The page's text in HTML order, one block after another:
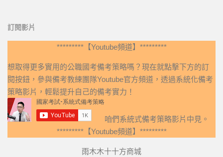
訂閱影片
*********【Youtube頻道】*********
想取得更多實用的公職國考備考策略嗎？現在就點擊下方的訂
閱按鈕，參與備考教練團隊Youtube官方頻道，透過系統化備考
策略影片，輕鬆提升自己的備考實力！
咱們系統式備考策略影片中見。
*********【Youtube頻道】*********
雨木木十十方商城